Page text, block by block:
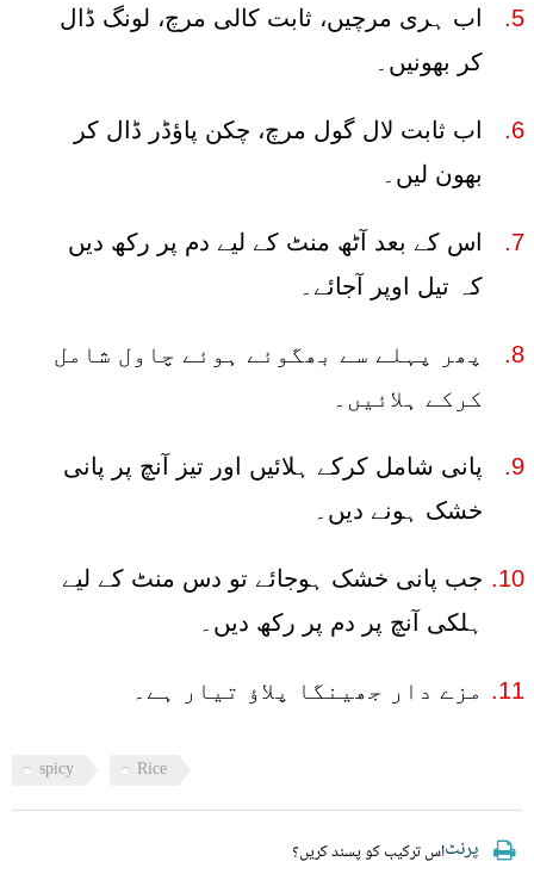
اب ہری مرچیں، ثابت کالی مرچ، لونگ ڈال
کر بھونیں۔
اب ثابت لال گول مرچ، چکن پاؤڈر ڈال کر
بھون لیں۔
اس کے بعد آٹھ منٹ کے لیے دم پر رکھ دیں
کہ تیل اوپر آجائے۔
پھر پہلے سے بھگوئے ہوئے چاول شامل
کرکے ہلائیں۔
پانی شامل کرکے ہلائیں اور تیز آنچ پر پانی
خشک ہونے دیں۔
جب پانی خشک ہوجائے تو دس منٹ کے لیے
ہلکی آنچ پر دم پر رکھ دیں۔
مزے دار جھینگا پلاؤ تیار ہے۔
spicy Rice
اس ترکیب کو پسند کریں؟پرنٹ